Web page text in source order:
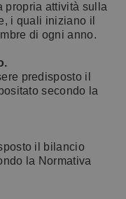
propria attività sulla
i quali iniziano il
di ogni anno.
predisposto il
secondo la
il bilancio
la Normativa